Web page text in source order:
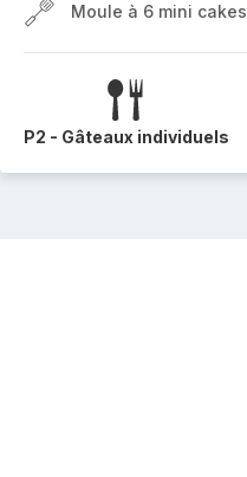
Moule à 6 mini cakes
P2 - Gâteaux individuels